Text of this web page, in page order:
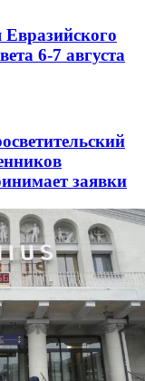
Евразийского
6-7 августа
заявки